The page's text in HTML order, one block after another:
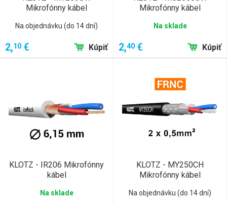
Mikrofónny kábel
Na objednávku (do 14 dní)
2,10 € Kúpiť
Mikrofónny kábel
Na sklade
2,40 € Kúpiť
KLOTZ - IR206 Mikrofónny
kábel
Na sklade
KLOTZ - MY250CH
Mikrofónny kábel
Na objednávku (do 14 dní)